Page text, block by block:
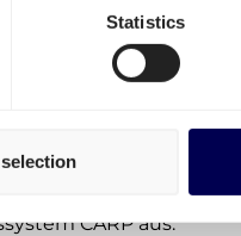
Statistics
Sie die Details zu
bestätigen - noch
macht ein
CARP aus.